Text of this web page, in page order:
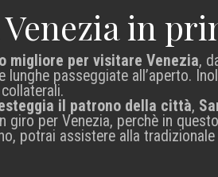
in
migliore per visitare Venezia,
passeggiate all’aperto.
il patrono della città,
per Venezia, perchè in
potrai assistere alla tradizionale